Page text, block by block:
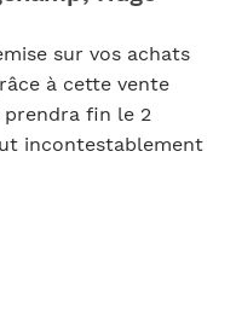
sur vos achats
à cette vente
prendra fin le 2
incontestablement